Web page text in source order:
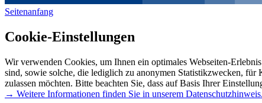
Seitenanfang
Cookie-Einstellungen
Wir verwenden Cookies, um Ihnen ein optimales Webseiten-
sind, sowie solche, die lediglich zu anonymen Statistikzwecken, für
zulassen möchten. Bitte beachten Sie, dass auf Basis Ihrer
→ Weitere Informationen finden Sie in unserem Datenschutzhinweis.